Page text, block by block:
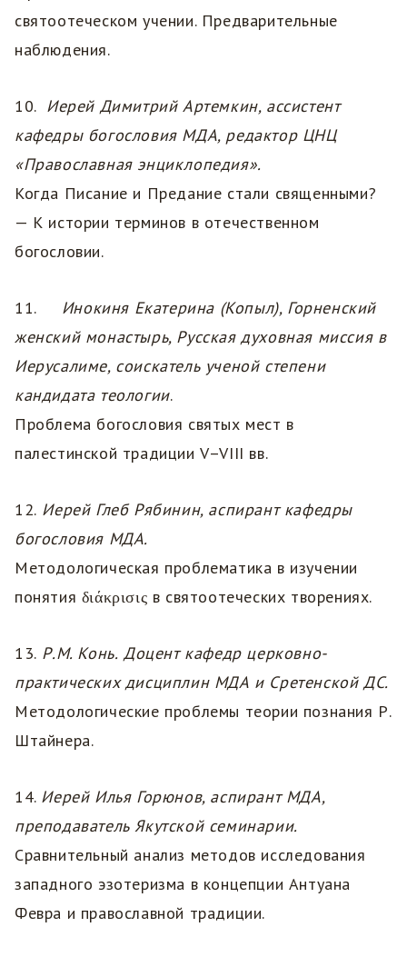
святоотеческом учении. Предварительные
наблюдения.
10. Иерей Димитрий Артемкин, ассистент
кафедры богословия МДА, редактор ЦНЦ
«Православная энциклопедия».
Когда Писание и Предание стали священными?
— К истории терминов в отечественном
богословии.
11. Инокиня Екатерина (Копыл), Горненский
женский монастырь, Русская духовная миссия в
Иерусалиме, соискатель ученой степени
кандидата теологии.
Проблема богословия святых мест в
палестинской традиции V–VIII вв.
12. Иерей Глеб Рябинин, аспирант кафедры
богословия МДА.
Методологическая проблематика в изучении
понятия διάκρισις в святоотеческих творениях.
13. Р.М. Конь. Доцент кафедр церковно-
практических дисциплин МДА и Сретенской ДС.
Методологические проблемы теории познания Р.
Штайнера.
14. Иерей Илья Горюнов, аспирант МДА,
преподаватель Якутской семинарии.
Сравнительный анализ методов исследования
западного эзотеризма в концепции Антуана
Февра и православной традиции.